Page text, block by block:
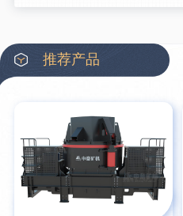
推荐产品